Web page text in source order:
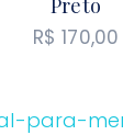
Preto
R$ 170,00